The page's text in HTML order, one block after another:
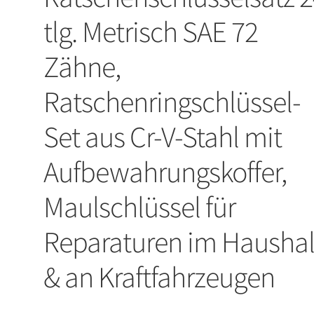
tlg. Metrisch SAE 72
Zähne,
Ratschenringschlüssel-
Set aus Cr-V-Stahl mit
Aufbewahrungskoffer,
Maulschlüssel für
Reparaturen im
& an Kraftfahrzeugen